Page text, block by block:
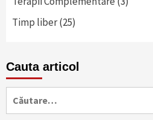
Timp liber(25)
Cauta articol
Caută